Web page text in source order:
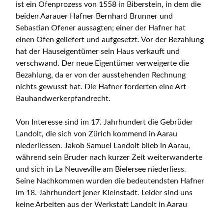
ist ein Ofenprozess von 1558 in Biberstein, in dem die
beiden Aarauer Hafner Bernhard Brunner und
Sebastian Ofener aussagten; einer der Hafner hat
einen Ofen geliefert und aufgesetzt. Vor der Bezahlung
hat der Hauseigentümer sein Haus verkauft und
verschwand. Der neue Eigentümer verweigerte die
Bezahlung, da er von der ausstehenden Rechnung
nichts gewusst hat. Die Hafner forderten eine Art
Bauhandwerkerpfandrecht.
Von Interesse sind im 17. Jahrhundert die Gebrüder
Landolt, die sich von Zürich kommend in Aarau
niederliessen. Jakob Samuel Landolt blieb in Aarau,
während sein Bruder nach kurzer Zeit weiterwanderte
und sich in La Neuveville am Bielersee niederliess.
Seine Nachkommen wurden die bedeutendsten Hafner
im 18. Jahrhundert jener Kleinstadt. Leider sind uns
keine Arbeiten aus der Werkstatt Landolt in Aarau